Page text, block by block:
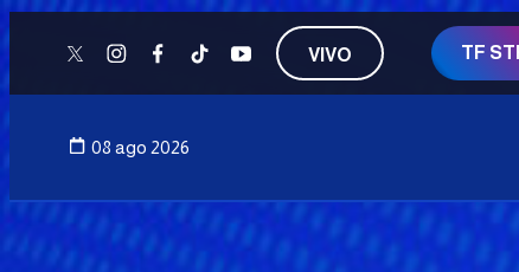
twitterinstagram
facebook
tiktokyoutubeVIVO TF
08 ago 2026